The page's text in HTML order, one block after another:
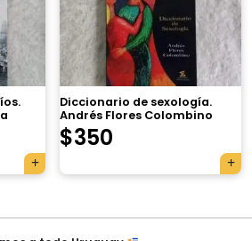
Diccionario de sexología.
Andrés Flores Colombino
$350
×
está vacío.
un producto y aparecerá acá
automáticamente.